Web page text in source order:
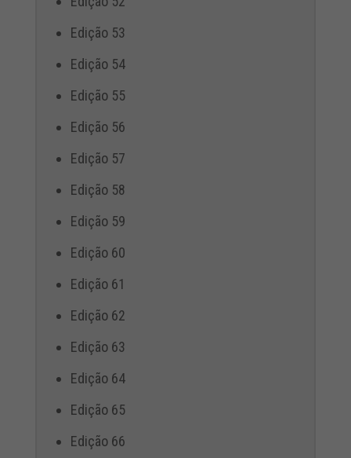
Edição 53
Edição 54
Edição 55
Edição 56
Edição 57
Edição 58
Edição 59
Edição 60
Edição 61
Edição 62
Edição 63
Edição 64
Edição 65
Edição 66